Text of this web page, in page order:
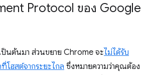
Protocol ของ Google
นต้นมา ส่วนขยาย Chrome จะไม่ได้รับ
โฮสต์จากระยะไกล ซึ่งหมายความว่าคุณต้อง